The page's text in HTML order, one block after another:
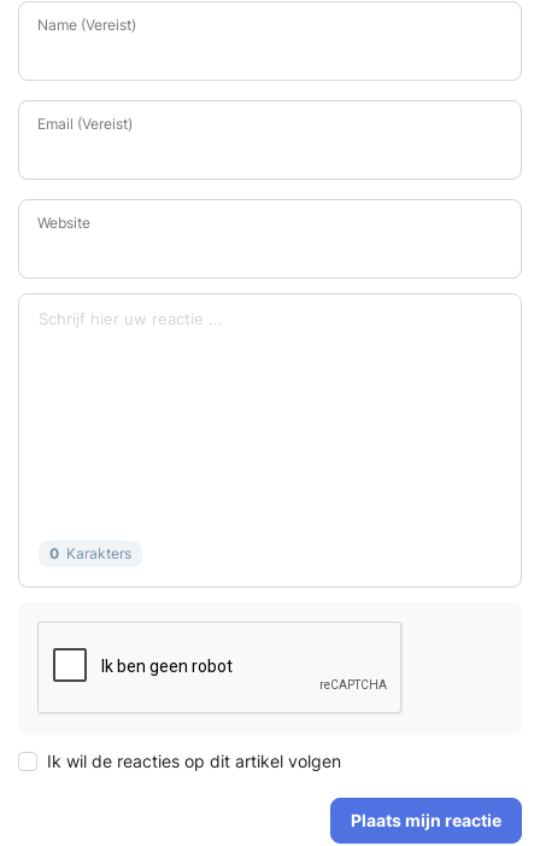
Name (Vereist)
Email (Vereist)
Website
0 Karakters
Ik wil de reacties op dit artikel volgen
Plaats mijn reactie